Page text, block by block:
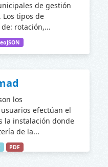
de gestión
tipos de
rotación,...
los
efectúan el
la instalación donde
de la...
PDF